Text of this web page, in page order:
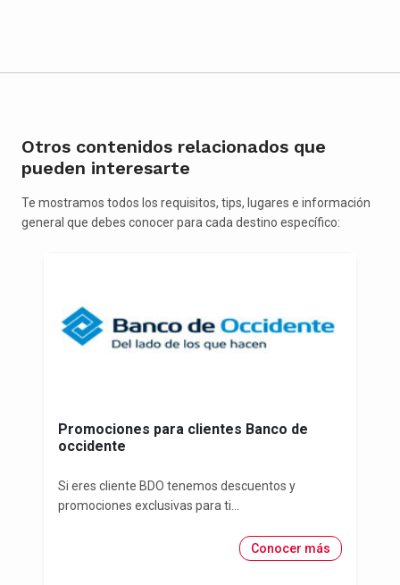
Otros contenidos relacionados que
pueden interesarte
Te mostramos todos los requisitos, tips, lugares e información
general que debes conocer para cada destino específico:
Promociones para clientes Banco de
occidente
Si eres cliente BDO tenemos descuentos y
promociones exclusivas para ti...
Conocer más